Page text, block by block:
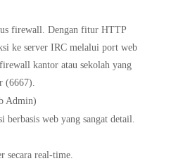
firewall. Dengan fitur HTTP
ke server IRC melalui port web
kantor atau sekolah yang
(6667).
Admin)
berbasis web yang sangat detail.
secara real-time.